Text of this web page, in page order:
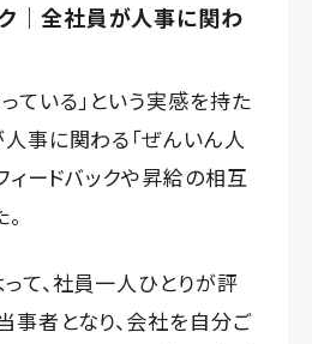
｜全社員が人事に関わ
ている」という実感を持た
事に関わる「ぜんいん人
ィードバックや昇給の相互
て、社員一人ひとりが評
者となり、会社を自分ご